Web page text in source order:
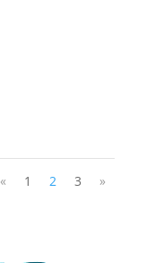
« 1 2 3 »